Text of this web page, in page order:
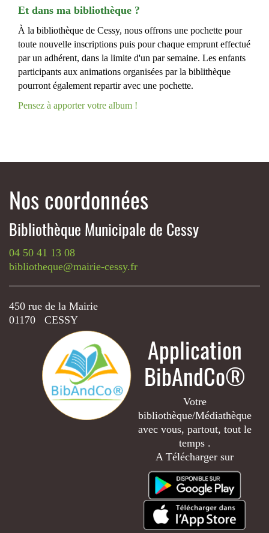
Et dans ma bibliothèque ?
À la bibliothèque de Cessy, nous offrons une pochette pour
toute nouvelle inscriptions puis pour chaque emprunt effectué
par un adhérent, dans la limite d'un par semaine. Les enfants
participants aux animations organisées par la biblithèque
pourront également repartir avec une pochette.
Pensez à apporter votre album !
Nos coordonnées
Bibliothèque Municipale de Cessy
04 50 41 13 08
bibliotheque@mairie-cessy.fr
450 rue de la Mairie
01170 CESSY
Application
BibAndCo®
Votre
bibliothèque/Médiathèque
avec vous, partout, tout le
temps .
A Télécharger sur